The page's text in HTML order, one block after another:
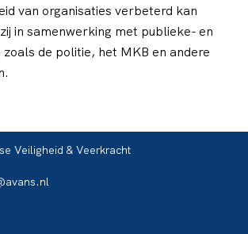
van organisaties verbeterd kan
in samenwerking met publieke- en
de politie, het MKB en andere
Veiligheid & Veerkracht